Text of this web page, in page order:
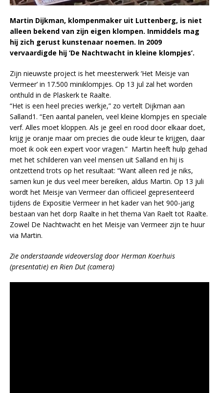
Martin Dijkman, klompenmaker uit Luttenberg, is niet
alleen bekend van zijn eigen klompen. Inmiddels mag
hij zich gerust kunstenaar noemen. In 2009
vervaardigde hij ‘De Nachtwacht in kleine klompjes’.
Zijn nieuwste project is het meesterwerk ‘Het Meisje van
Vermeer’ in 17.500 miniklompjes. Op 13 jul zal het worden
onthuld in de Plaskerk te Raalte.
“Het is een heel precies werkje,” zo vertelt Dijkman aan
Salland1. “Een aantal panelen, veel kleine klompjes en speciale
verf. Alles moet kloppen. Als je geel en rood door elkaar doet,
krijg je oranje maar om precies die oude kleur te krijgen, daar
moet ik ook een expert voor vragen.” Martin heeft hulp gehad
met het schilderen van veel mensen uit Salland en hij is
ontzettend trots op het resultaat: “Want alleen red je niks,
samen kun je dus veel meer bereiken, aldus Martin. Op 13 juli
wordt het Meisje van Vermeer dan officieel gepresenteerd
tijdens de Expositie Vermeer in het kader van het 900-jarig
bestaan van het dorp Raalte in het thema Van Raelt tot Raalte.
Zowel De Nachtwacht en het Meisje van Vermeer zijn te huur
via Martin.
Zie onderstaande videoverslag door Herman Koerhuis
(presentatie) en Rien Dut (camera)